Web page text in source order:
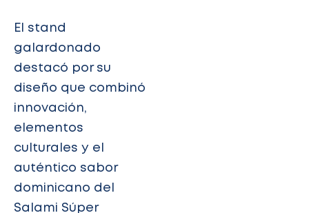
El stand
galardonado
destacó por su
diseño que combinó
innovación,
elementos
culturales y el
auténtico sabor
dominicano del
Salami Súper